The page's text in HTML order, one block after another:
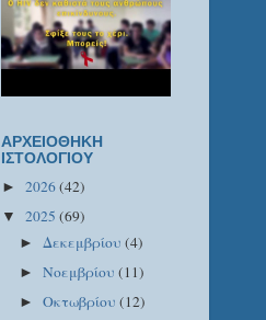
ΑΡΧΕΙΟΘΗΚΗ
ΙΣΤΟΛΟΓΙΟΥ
► 2026(42)
▼ 2025 (69)
►Δεκεμβρίου(4)
►Νοεμβρίου(11)
►Οκτωβρίου(12)